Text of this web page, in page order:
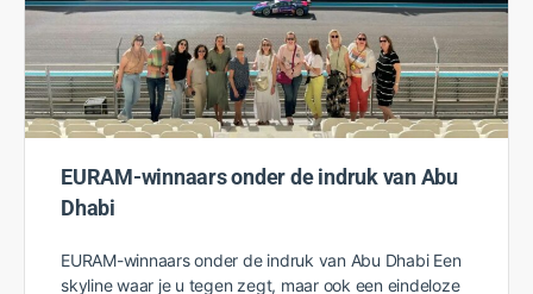
EURAM-winnaars onder de indruk van Abu
Dhabi
EURAM-winnaars onder de indruk van Abu Dhabi Een
skyline waar je u tegen zegt, maar ook een eindeloze